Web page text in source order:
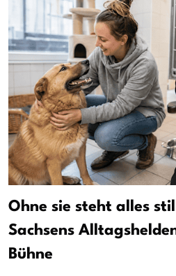
Ohne sie steht alles
Sachsens
Bühne